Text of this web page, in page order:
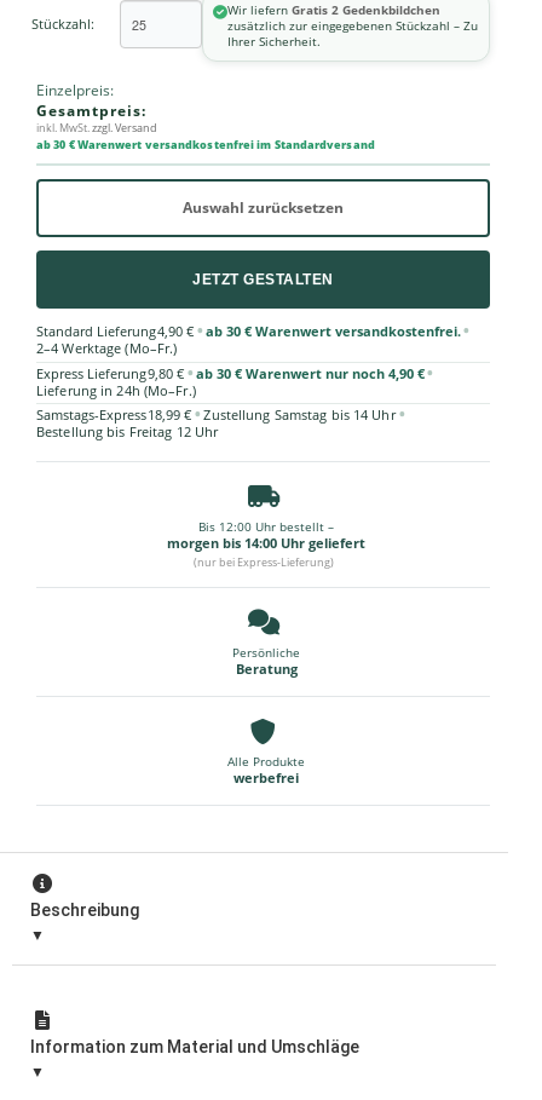
Stückzahl:
Wir liefern Gratis 2 Gedenkbildchen
zusätzlich zur eingegebenen Stückzahl – Zu
Ihrer Sicherheit.
Einzelpreis:
Gesamtpreis:
inkl. MwSt. zzgl. Versand
ab 30 € Warenwert versandkostenfrei im Standardversand
Auswahl zurücksetzen
JETZT GESTALTEN
Standard Lieferung4,90 € • ab 30 € Warenwert versandkostenfrei.•
2–4 Werktage (Mo–Fr.)
Express Lieferung9,80 € • ab 30 € Warenwert nur noch 4,90 €•
Lieferung in 24h (Mo–Fr.)
Samstags-Express18,99 € • Zustellung Samstag bis 14 Uhr •
Bestellung bis Freitag 12 Uhr
Bis 12:00 Uhr bestellt –
morgen bis 14:00 Uhr geliefert
(nur bei Express-Lieferung)
Persönliche
Beratung
Alle Produkte
werbefrei
Beschreibung
Information zum Material und Umschläge